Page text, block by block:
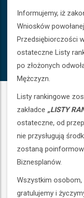
Informujemy, iż
Wniosków
Przedsiębiorczości
ostateczne Listy
po złożonych
Mężczyzn.
Listy rankingowe
zakładce „LISTY
ostateczne, od
nie przysługują
zostaną
Biznesplanów.
Wszystkim osobom,
gratulujemy i